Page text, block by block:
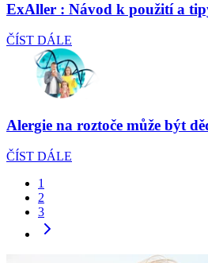
ExAller : Návod k použití a
ČÍST DÁLE
Alergie na roztoče může být
ČÍST DÁLE
1
2
3